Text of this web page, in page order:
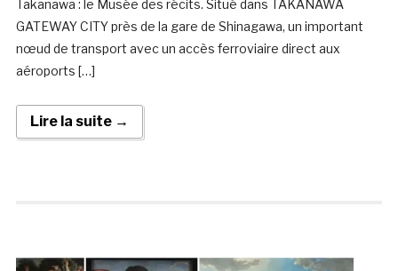
Takanawa : le Musée des récits. Situé dans TAKANAWA
GATEWAY CITY près de la gare de Shinagawa, un important
nœud de transport avec un accès ferroviaire direct aux
aéroports […]
Lire la suite →